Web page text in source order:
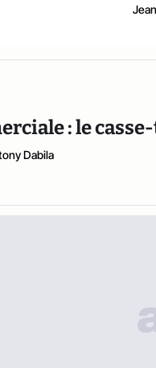
: le
Dabila